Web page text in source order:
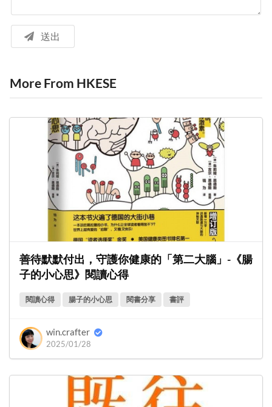
送出
More From HKESE
善待默默付出，守護你健康的「第二大腦」-《腸
子的小心思》閱讀心得
閱讀心得 腸子的小心思 閱書分享 書評
win.crafter
2025/01/28